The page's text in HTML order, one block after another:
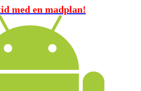
med en madplan!